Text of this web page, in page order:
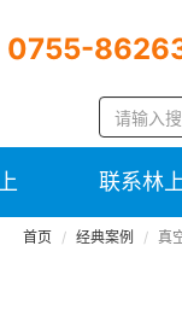
0755-
联系林上
首页 经典案例 真